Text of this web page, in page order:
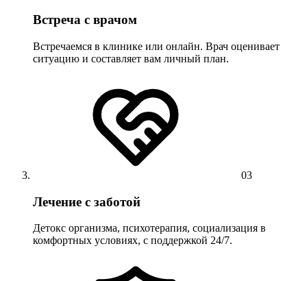
Встреча с врачом
Встречаемся в клинике или онлайн. Врач оценивает
ситуацию и составляет вам личный план.
03
Лечение с заботой
Детокс организма, психотерапия, социализация в
комфортных условиях, с поддержкой 24/7.